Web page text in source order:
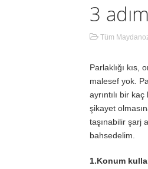
3
Tüm
Parlaklığı
malesef yok.
ayrıntılı bir
şikayet
taşınabilir şarj
bahsedelim.
1.Konum